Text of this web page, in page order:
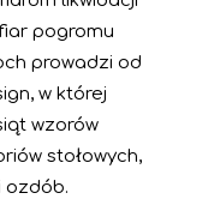
pogromu
prowadzi od
w której
wzorów
stołowych,
ozdób.